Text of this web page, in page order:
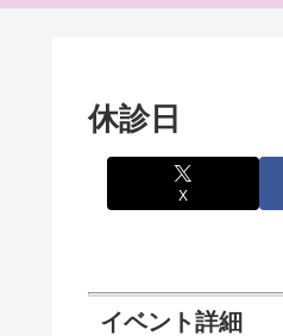
休診日
X
イベント詳細